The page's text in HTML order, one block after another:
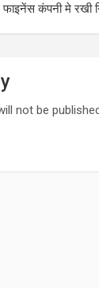
कंपनी मे रखी
not be